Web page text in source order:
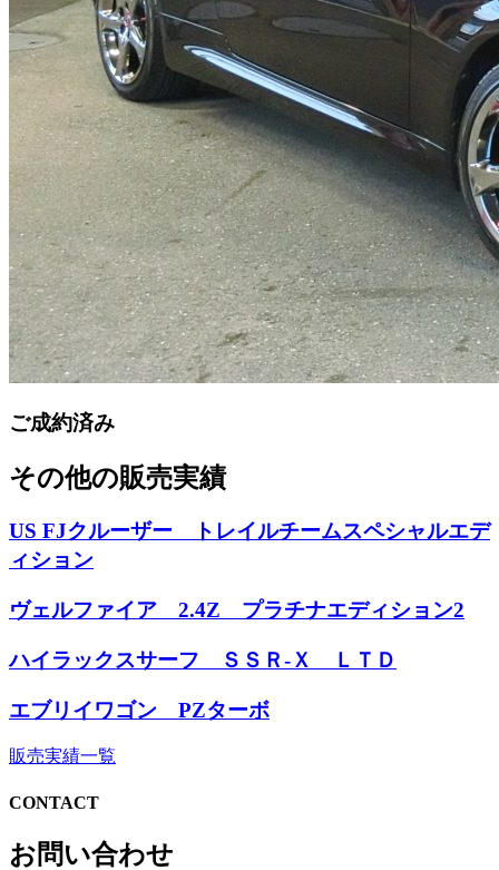
ご成約済み
その他の販売実績
US FJクルーザー トレイルチームスペシャルエデ
ィション
ヴェルファイア 2.4Z プラチナエディション2
ハイラックスサーフ ＳＳＲ-Ｘ ＬＴＤ
エブリイワゴン PZターボ
販売実績一覧
CONTACT
お問い合わせ